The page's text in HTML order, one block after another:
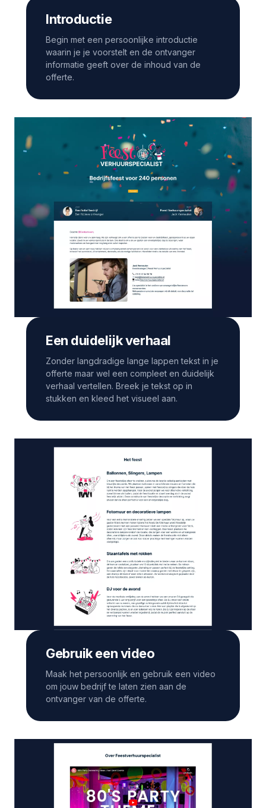
Introductie
Begin met een persoonlijke introductie
waarin je je voorstelt en de ontvanger
informatie geeft over de inhoud van de
offerte.
Een duidelijk verhaal
Zonder langdradige lange lappen tekst in je
offerte maar wel een compleet en duidelijk
verhaal vertellen. Breek je tekst op in
stukken en kleed het visueel aan.
Gebruik een video
Maak het persoonlijk en gebruik een video
om jouw bedrijf te laten zien aan de
ontvanger van de offerte.